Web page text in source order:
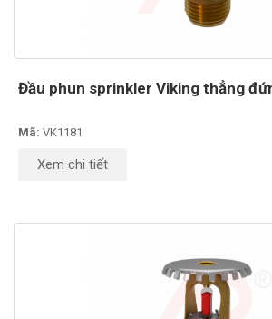
Đầu phun sprinkler Viking thẳng
Mã: VK1181
Xem chi tiết